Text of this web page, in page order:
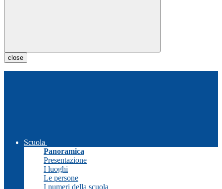
close
Scuola
Panoramica
Presentazione
I luoghi
Le persone
I numeri della scuola